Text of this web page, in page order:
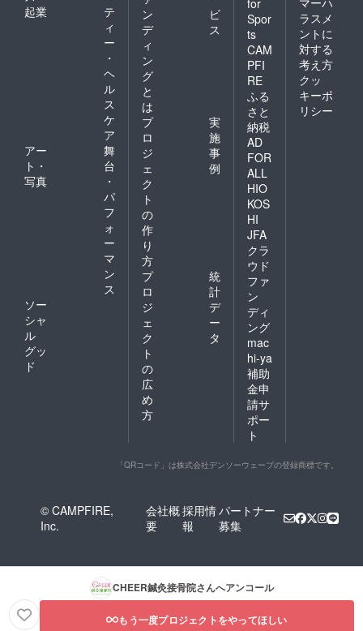
起業
テ
ィ
ー
・
ヘ
ル
ス
ケ
ア
アー
ト・
写真
舞
台
・
パ
フ
ォ
ー
マ
ン
ス
ソー
シャ
ル
グッ
ド
ン
デ
ィ
ン
グ
と
は
ビ
ス
プ
ロ
ジ
ェ
ク
ト
の
作
り
方
実
施
事
例
プ
ロ
ジ
ェ
ク
ト
の
広
め
方
統
計
デ
ー
タ
Spor
ts
CAM
PFI
RE
ふる
さと
納税
AD
FOR
ALL
HIO
KOS
HI
JFA
クラ
ウド
ファ
ン
ディ
ング
mac
hi-ya
補助
金申
請サ
ポー
ト
ラスメ
ントに
対する
考え方
クッ
キーポ
リシー
「QRコード」は株式会社デンソーウェーブの登録商標です。
© CAMPFIRE,
Inc.
会社概
要
採用情
報
パートナー
募集
CHEER鍼灸接骨院さんへアンコール
もう一度プロジェクトをやってほしい